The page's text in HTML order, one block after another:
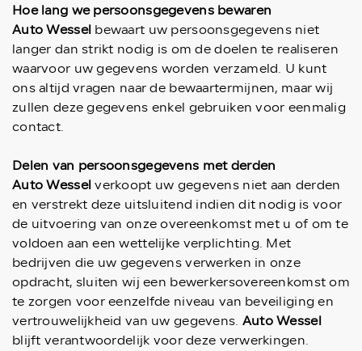
Hoe lang we persoonsgegevens bewaren
Auto Wessel bewaart uw persoonsgegevens niet
langer dan strikt nodig is om de doelen te realiseren
waarvoor uw gegevens worden verzameld. U kunt
ons altijd vragen naar de bewaartermijnen, maar wij
zullen deze gegevens enkel gebruiken voor eenmalig
contact.
Delen van persoonsgegevens met derden
Auto Wesselverkoopt uw gegevens niet aan derden
en verstrekt deze uitsluitend indien dit nodig is voor
de uitvoering van onze overeenkomst met u of om te
voldoen aan een wettelijke verplichting. Met
bedrijven die uw gegevens verwerken in onze
opdracht, sluiten wij een bewerkersovereenkomst om
te zorgen voor eenzelfde niveau van beveiliging en
vertrouwelijkheid van uw gegevens. Auto Wessel
blijft verantwoordelijk voor deze verwerkingen.